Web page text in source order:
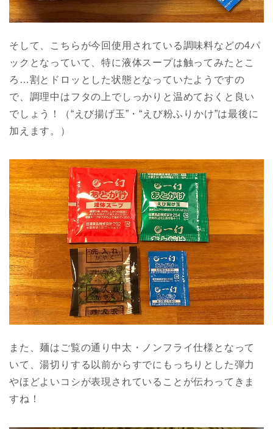
そして、こちらが今回使用されている調味料などの4パ
ックとなっていて、特に液体スープは触ってみたとこ
ろ…割とドロッとした状態となっていたようですの
で、調理中はフタの上でしっかりと温めておくと良い
でしょう！（“えび揚げ玉”・“えび粉ふりかけ”は最後に
加えます。）
また、麺はご覧の通り中太・ノンフライ仕様となって
いて、湯切りする以前からすでにもっちりとした弾力
やほどよいコシが表現されていることが伝わってきま
すね！